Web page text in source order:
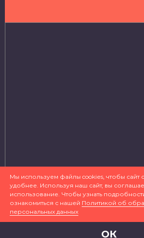
© 2019 Детская музыкальная
Д. Шостаковича
Разработка сайта
Мы используем файлы cookies, чтобы сайт
удобнее. Используя наш сайт, вы
использование. Чтобы узнать
ознакомиться с нашей Политикой об
персональных данных
ОК